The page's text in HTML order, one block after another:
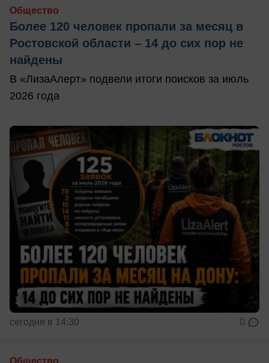
Общество
Более 120 человек пропали за месяц в
Ростовской области – 14 до сих пор не
найдены
В «ЛизаАлерт» подвели итоги поисков за июль
2026 года
сегодня в 14:30 0
Общество